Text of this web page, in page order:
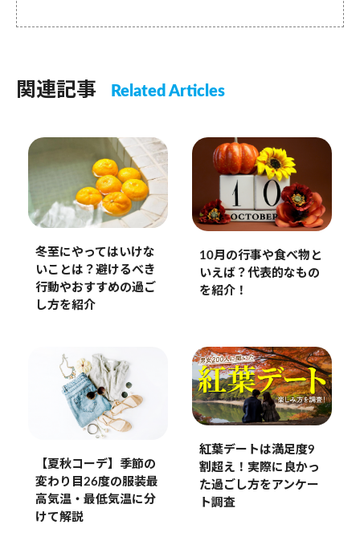
関連記事 Related Articles
冬至にやってはいけな
いことは？避けるべき
行動やおすすめの過ご
し方を紹介
10月の行事や食べ物と
いえば？代表的なもの
を紹介！
【夏秋コーデ】季節の
変わり目26度の服装最
高気温・最低気温に分
けて解説
紅葉デートは満足度9
割超え！実際に良かっ
た過ごし方をアンケー
ト調査